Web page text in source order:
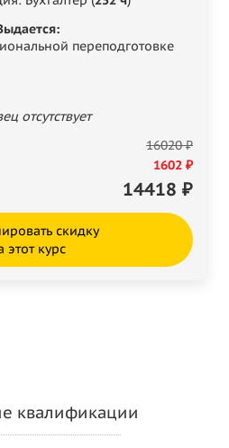
переподготовке
отсутствует
16020 ₽
1602 ₽
14418 ₽
скидку
этот курс
квалификации